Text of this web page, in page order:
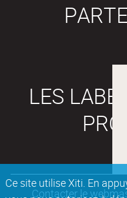
Ce site utilise Xiti. En
LES
Contacter le